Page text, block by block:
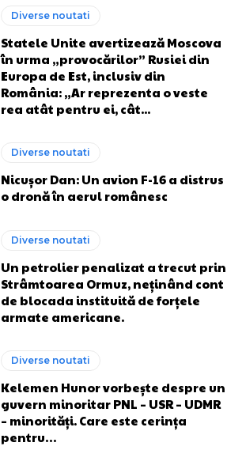
Diverse noutati
Statele Unite avertizează Moscova
în urma „provocărilor” Rusiei din
Europa de Est, inclusiv din
România: „Ar reprezenta o veste
rea atât pentru ei, cât...
Diverse noutati
Nicușor Dan: Un avion F-16 a distrus
o dronă în aerul românesc
Diverse noutati
Un petrolier penalizat a trecut prin
Strâmtoarea Ormuz, neținând cont
de blocada instituită de forțele
armate americane.
Diverse noutati
Kelemen Hunor vorbește despre un
guvern minoritar PNL – USR – UDMR
– minorități. Care este cerința
pentru…